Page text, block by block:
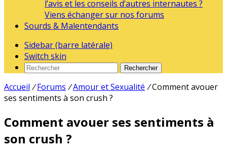
l’avis et les conseils d’autres internautes ?
Viens échanger sur nos forums
Sourds & Malentendants
Sidebar (barre latérale)
Switch skin
Rechercher
Accueil / Forums /Amour et Sexualité /Comment avouer
ses sentiments à son crush ?
Comment avouer ses sentiments à
son crush ?